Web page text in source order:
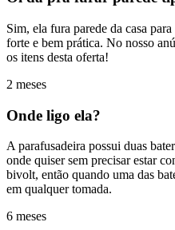
Sim, ela fura parede da casa
forte e bem prática. No nosso
os itens desta oferta!
2 meses
Onde ligo ela?
A parafusadeira possui duas
onde quiser sem precisar estar
bivolt, então quando uma das
em qualquer tomada.
6 meses